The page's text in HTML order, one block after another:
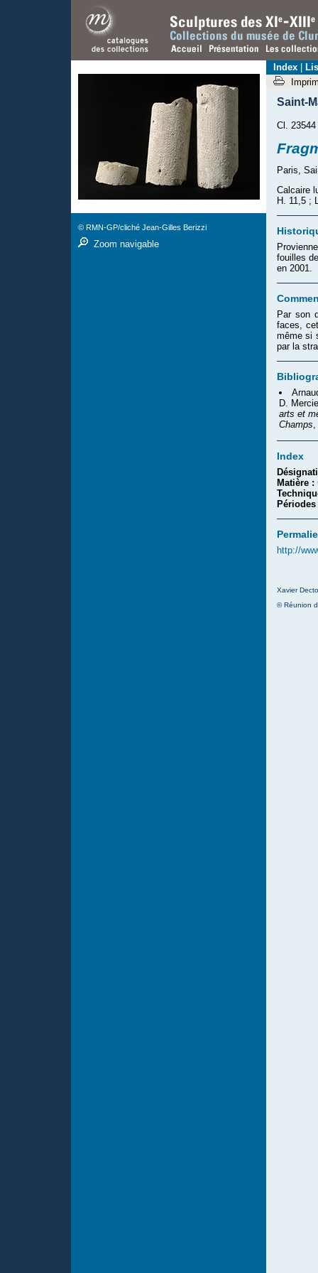
Saint-
Cl. 23544
Paris,
Calcaire
H. 11,5 ;
fouilles
en 2001.
Par son
faces,
même si
par la
D.
arts et
Champs
Index
Matière :
http://
Xavier
© Réunion
© RMN-GP/cliché Jean-Gilles Berizzi
Zoom navigable
Index